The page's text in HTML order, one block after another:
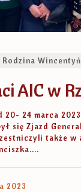
Rodzina
AIC w
20- 24 marca
się Zjazd
także w
2023